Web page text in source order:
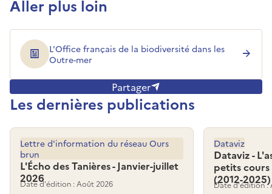
Aller plus loin
L'Office français de la biodiversité dans les
Outre-mer
Partager
Les dernières publications
L'Écho des Tanières - Janvier-juillet
2026
Lettre d'information du réseau Ours
brun
Date d'édition : Août 2026
Dataviz -
petits cours
(2012-2025)
Dataviz
Date d'édition :